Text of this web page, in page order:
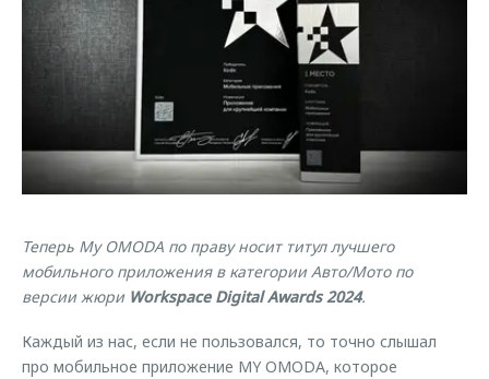
Страхование
Кредитный калькулятор
Аксессуары
Одежда и сувениры
Оригинальные аксессуары
Запчасти
Трейд-ин
Калькулятор трейд-ин
Руководства по эксплуатации
Клиентская поддержка
O&J Автоклуб
Клуб владельцев OMODA
Приложение O&J
Одежда и сувениры
Оригинальные аксессуары
Обратная связь
Теперь My OMODA по праву носит титул лучшего
мобильного приложения в категории Авто/Мото по
версии жюри Workspace Digital Awards 2024.
Каждый из нас, если не пользовался, то точно слышал
про мобильное приложение MY OMODA, которое